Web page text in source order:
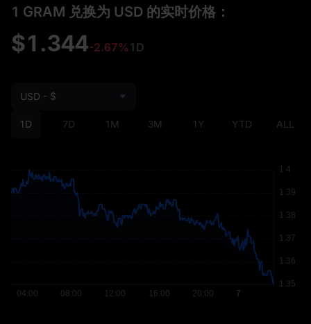
1 GRAM 兑换为 USD 的实时价格：
$1.344-2.67%1D
1D 7D 1M 3M 1Y YTD ALL
USD - $